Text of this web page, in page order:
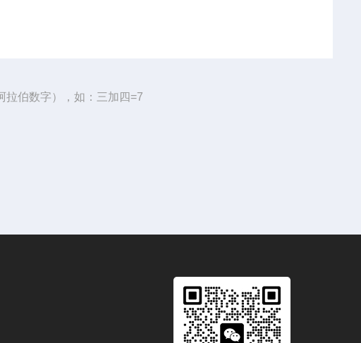
拉伯数字），如：三加四=7